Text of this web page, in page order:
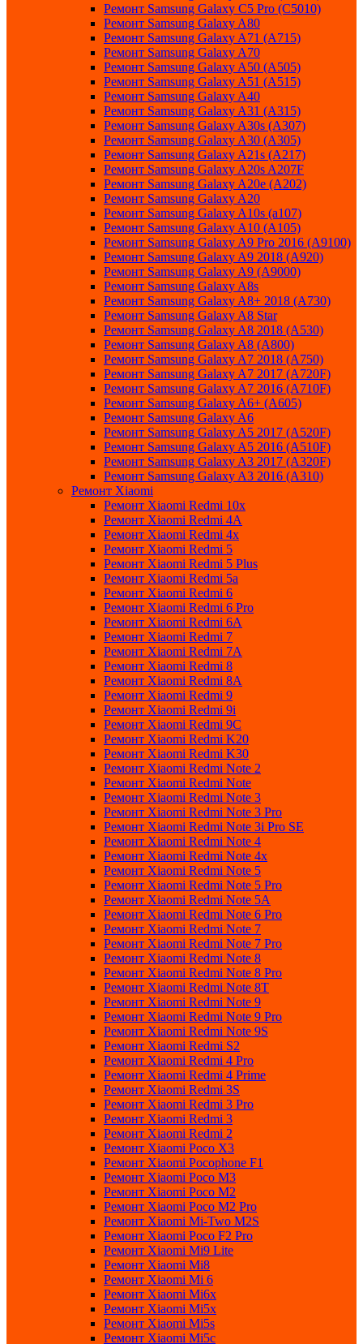
Ремонт Samsung Galaxy C5 Pro (C5010)
Ремонт Samsung Galaxy A80
Ремонт Samsung Galaxy A71 (A715)
Ремонт Samsung Galaxy A70
Ремонт Samsung Galaxy A50 (A505)
Ремонт Samsung Galaxy A51 (A515)
Ремонт Samsung Galaxy A40
Ремонт Samsung Galaxy A31 (A315)
Ремонт Samsung Galaxy A30s (A307)
Ремонт Samsung Galaxy A30 (A305)
Ремонт Samsung Galaxy A21s (A217)
Ремонт Samsung Galaxy A20s A207F
Ремонт Samsung Galaxy A20e (A202)
Ремонт Samsung Galaxy A20
Ремонт Samsung Galaxy A10s (a107)
Ремонт Samsung Galaxy A10 (A105)
Ремонт Samsung Galaxy A9 Pro 2016 (A9100)
Ремонт Samsung Galaxy A9 2018 (A920)
Ремонт Samsung Galaxy A9 (A9000)
Ремонт Samsung Galaxy A8s
Ремонт Samsung Galaxy A8+ 2018 (A730)
Ремонт Samsung Galaxy A8 Star
Ремонт Samsung Galaxy A8 2018 (A530)
Ремонт Samsung Galaxy A8 (A800)
Ремонт Samsung Galaxy A7 2018 (A750)
Ремонт Samsung Galaxy A7 2017 (A720F)
Ремонт Samsung Galaxy A7 2016 (A710F)
Ремонт Samsung Galaxy A6+ (A605)
Ремонт Samsung Galaxy A6
Ремонт Samsung Galaxy A5 2017 (A520F)
Ремонт Samsung Galaxy A5 2016 (A510F)
Ремонт Samsung Galaxy A3 2017 (A320F)
Ремонт Samsung Galaxy A3 2016 (A310)
Ремонт Xiaomi
Ремонт Xiaomi Redmi 10x
Ремонт Xiaomi Redmi 4A
Ремонт Xiaomi Redmi 4x
Ремонт Xiaomi Redmi 5
Ремонт Xiaomi Redmi 5 Plus
Ремонт Xiaomi Redmi 5a
Ремонт Xiaomi Redmi 6
Ремонт Xiaomi Redmi 6 Pro
Ремонт Xiaomi Redmi 6A
Ремонт Xiaomi Redmi 7
Ремонт Xiaomi Redmi 7A
Ремонт Xiaomi Redmi 8
Ремонт Xiaomi Redmi 8A
Ремонт Xiaomi Redmi 9
Ремонт Xiaomi Redmi 9i
Ремонт Xiaomi Redmi 9C
Ремонт Xiaomi Redmi K20
Ремонт Xiaomi Redmi K30
Ремонт Xiaomi Redmi Note 2
Ремонт Xiaomi Redmi Note
Ремонт Xiaomi Redmi Note 3
Ремонт Xiaomi Redmi Note 3 Pro
Ремонт Xiaomi Redmi Note 3i Pro SE
Ремонт Xiaomi Redmi Note 4
Ремонт Xiaomi Redmi Note 4x
Ремонт Xiaomi Redmi Note 5
Ремонт Xiaomi Redmi Note 5 Pro
Ремонт Xiaomi Redmi Note 5A
Ремонт Xiaomi Redmi Note 6 Pro
Ремонт Xiaomi Redmi Note 7
Ремонт Xiaomi Redmi Note 7 Pro
Ремонт Xiaomi Redmi Note 8
Ремонт Xiaomi Redmi Note 8 Pro
Ремонт Xiaomi Redmi Note 8T
Ремонт Xiaomi Redmi Note 9
Ремонт Xiaomi Redmi Note 9 Pro
Ремонт Xiaomi Redmi Note 9S
Ремонт Xiaomi Redmi S2
Ремонт Xiaomi Redmi 4 Pro
Ремонт Xiaomi Redmi 4 Prime
Ремонт Xiaomi Redmi 3S
Ремонт Xiaomi Redmi 3 Pro
Ремонт Xiaomi Redmi 3
Ремонт Xiaomi Redmi 2
Ремонт Xiaomi Poco X3
Ремонт Xiaomi Pocophone F1
Ремонт Xiaomi Poco M3
Ремонт Xiaomi Poco M2
Ремонт Xiaomi Poco M2 Pro
Ремонт Xiaomi Mi-Two M2S
Ремонт Xiaomi Poco F2 Pro
Ремонт Xiaomi Mi9 Lite
Ремонт Xiaomi Mi8
Ремонт Xiaomi Mi 6
Ремонт Xiaomi Mi6x
Ремонт Xiaomi Mi5x
Ремонт Xiaomi Mi5s
Ремонт Xiaomi Mi5c